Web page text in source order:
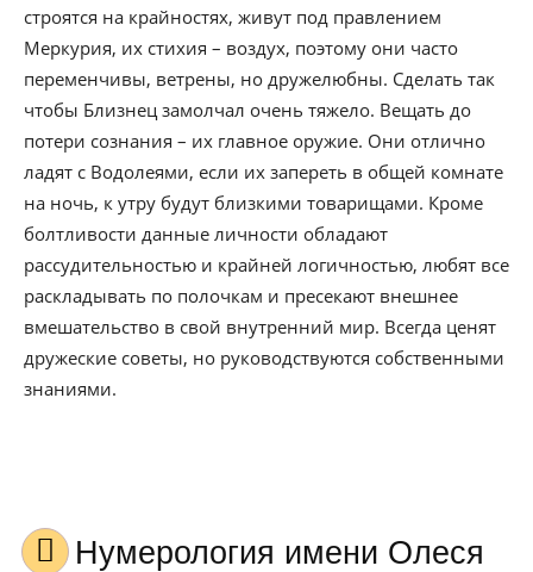
строятся на крайностях, живут под правлением
Меркурия, их стихия – воздух, поэтому они часто
переменчивы, ветрены, но дружелюбны. Сделать так
чтобы Близнец замолчал очень тяжело. Вещать до
потери сознания – их главное оружие. Они отлично
ладят с Водолеями, если их запереть в общей комнате
на ночь, к утру будут близкими товарищами. Кроме
болтливости данные личности обладают
рассудительностью и крайней логичностью, любят все
раскладывать по полочкам и пресекают внешнее
вмешательство в свой внутренний мир. Всегда ценят
дружеские советы, но руководствуются собственными
знаниями.
Нумерология имени Олеся